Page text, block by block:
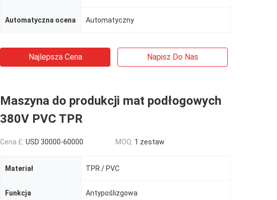
Automatyczna ocena Automatyczny
Najlepsza Cena Napisz Do Nas
Maszyna do produkcji mat podłogowych
380V PVC TPR
Cena £: USD 30000-60000 MOQ: 1 zestaw
Materiał TPR / PVC
Funkcja Antypoślizgowa